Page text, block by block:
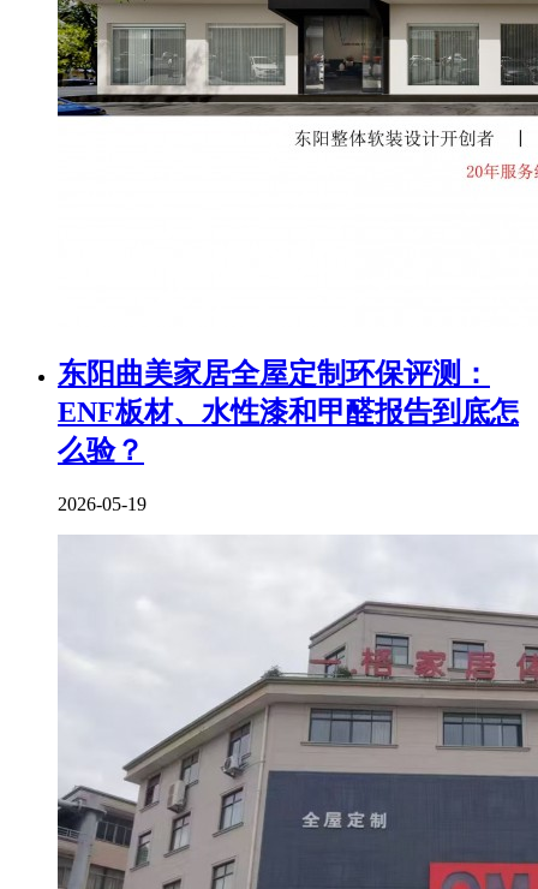
东阳曲美家居全屋定制环保评测：
ENF板材、水性漆和甲醛报告到底怎
么验？
2026-05-19